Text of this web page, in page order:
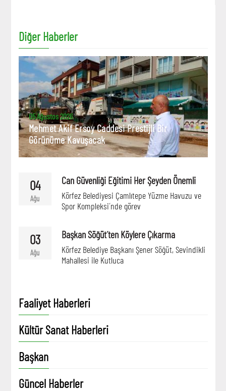
Diğer Haberler
05 Ağustos 2026
Mehmet Akif Ersoy Caddesi Prestijli Bir
Görünüme Kavuşacak
04
Ağu
Can Güvenliği Eğitimi Her Şeyden Önemli
Körfez Belediyesi Çamlıtepe Yüzme Havuzu ve
Spor Kompleksi´nde görev
03
Ağu
Başkan Söğüt´ten Köylere Çıkarma
Körfez Belediye Başkanı Şener Söğüt, Sevindikli
Mahallesi ile Kutluca
Faaliyet Haberleri
Kültür Sanat Haberleri
Başkan
Güncel Haberler